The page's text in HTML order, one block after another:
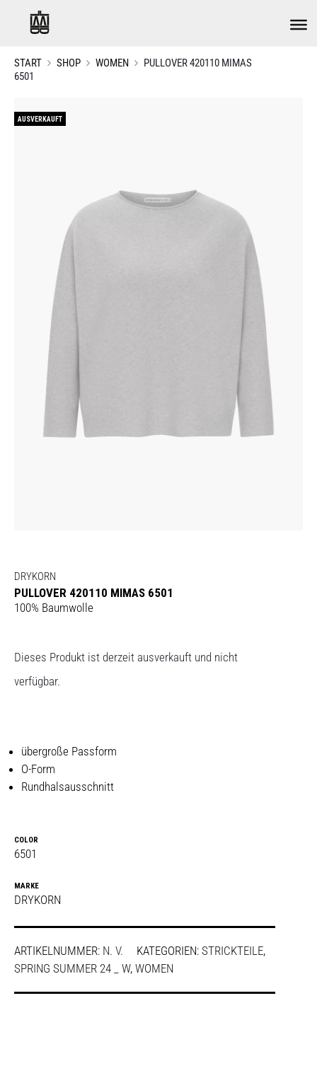
START SHOP WOMEN
PULLOVER 420110 MIMAS
6501
AUSVERKAUFT
DRYKORN
PULLOVER 420110 MIMAS 6501
100% Baumwolle
Dieses Produkt ist derzeit ausverkauft und nicht
verfügbar.
übergroße Passform
O-Form
Rundhalsausschnitt
COLOR
6501
MARKE
DRYKORN
ARTIKELNUMMER: N. V. KATEGORIEN: STRICKTEILE,
SPRING SUMMER 24 _ W, WOMEN